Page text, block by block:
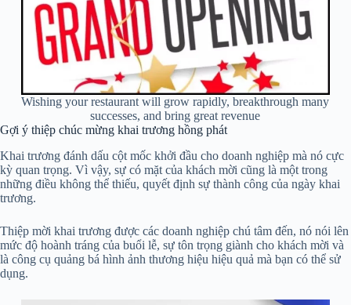
Wishing your restaurant will grow rapidly, breakthrough many
successes, and bring great revenue
Gợi ý thiệp chúc mừng khai trương hồng phát
Khai trương đánh dấu cột mốc khởi đầu cho doanh nghiệp mà nó cực
kỳ quan trọng. Vì vậy, sự có mặt của khách mời cũng là một trong
những điều không thể thiếu, quyết định sự thành công của ngày khai
trương.
Thiệp mời khai trương được các doanh nghiệp chú tâm đến, nó nói lên
mức độ hoành tráng của buổi lễ, sự tôn trọng giành cho khách mời và
là công cụ quảng bá hình ảnh thương hiệu hiệu quả mà bạn có thể sử
dụng.